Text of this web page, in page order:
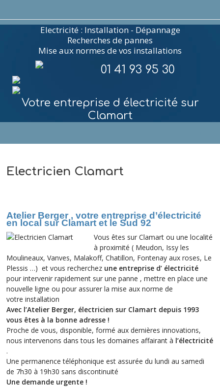
Electricité : Installation - Dépannage
Recherches de pannes
Mise aux normes de vos installations
01 41 93 95 30
Votre entreprise d électricité sur
Clamart
Electricien Clamart
Atelier Berger , votre entreprise d’électricité
en local sur Clamart et le Sud 92
Vous êtes sur Clamart ou une localité
à proximité ( Meudon, Issy les
Moulineaux, Vanves, Malakoff, Chatillon, Fontenay aux roses, Le
Plessis …) et vous recherchez une entreprise d’ électricité
pour intervenir rapidement sur une panne , mettre en place une
nouvelle ligne ou pour assurer la mise aux norme de
votre installation
Avec l’Atelier Berger, électricien sur Clamart depuis 1993
vous êtes à la bonne adresse !
Proche de vous, disponible, formé aux dernières innovations,
nous intervenons dans tous les domaines affairant à l’électricité
.
Une permanence téléphonique est assurée du lundi au samedi
de 7h30 à 19h30 sans discontinuité
Une demande urgente !